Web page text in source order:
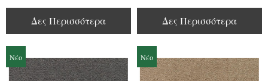
Δες Περισσότερα Δες Περισσότερα
Νέο Νέο